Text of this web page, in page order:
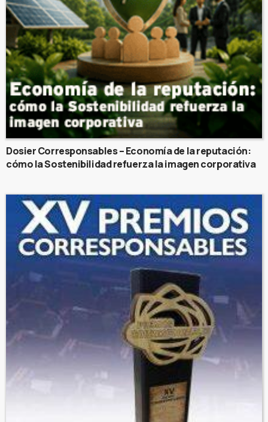
Dosier Corresponsables – Economía de la reputación:
cómo la Sostenibilidad refuerza la imagen corporativa